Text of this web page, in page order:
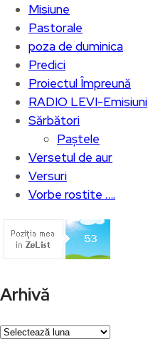
Misiune
Pastorale
poza de duminica
Predici
Proiectul Împreună
RADIO LEVI-Emisiuni
Sărbători
Paștele
Versetul de aur
Versuri
Vorbe rostite ….
Arhivă
Arhivă